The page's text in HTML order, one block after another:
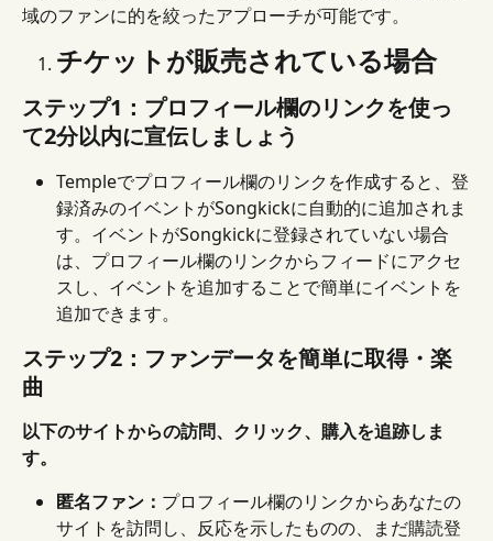
域のファンに的を絞ったアプローチが可能です。
チケットが販売されている場合
ステップ1：プロフィール欄のリンクを使っ
て2分以内に宣伝しましょう
Templeでプロフィール欄のリンクを作成すると、登
録済みのイベントがSongkickに自動的に追加されま
す。イベントがSongkickに登録されていない場合
は、プロフィール欄のリンクからフィードにアクセ
スし、イベントを追加することで簡単にイベントを
追加できます。
ステップ2：ファンデータを簡単に取得・楽
曲
以下のサイトからの訪問、クリック、購入を追跡しま
す。
匿名ファン： プロフィール欄のリンクからあなたの
サイトを訪問し、反応を示したものの、まだ購読登